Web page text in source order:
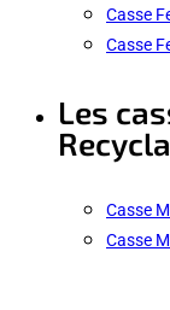
Casse
Casse
Les
Casse
Casse